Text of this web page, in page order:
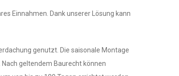
Einnahmen. Dank unserer Lösung kann
genutzt. Die saisonale Montage
geltendem Baurecht können